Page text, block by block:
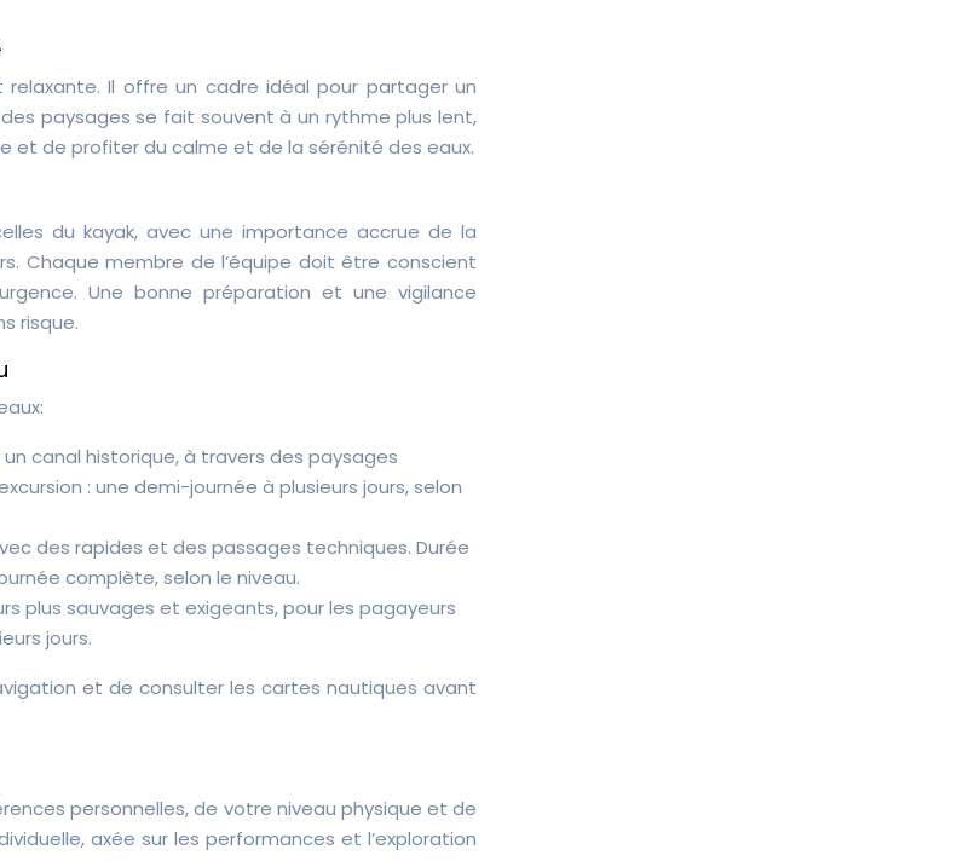
Il offre un cadre idéal pour partager un
paysages se fait souvent à un rythme plus lent,
de profiter du calme et de la sérénité des eaux.
du kayak, avec une importance accrue de la
Chaque membre de l’équipe doit être conscient
Une bonne préparation et une vigilance
risque.
canal historique, à travers des paysages
: une demi-journée à plusieurs jours, selon
des rapides et des passages techniques. Durée
complète, selon le niveau.
plus sauvages et exigeants, pour les pagayeurs
jours.
et de consulter les cartes nautiques avant
personnelles, de votre niveau physique et de
axée sur les performances et l’exploration